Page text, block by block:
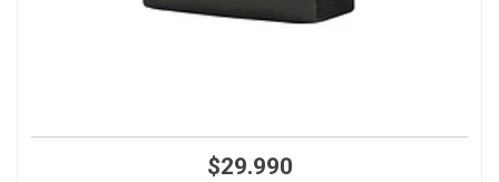
$29.990